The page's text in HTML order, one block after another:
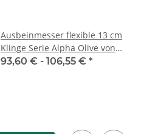
Ausbeinmesser flexible 13 cm
Klinge Serie Alpha Olive von
Güde
93,60 € - 106,55 € *